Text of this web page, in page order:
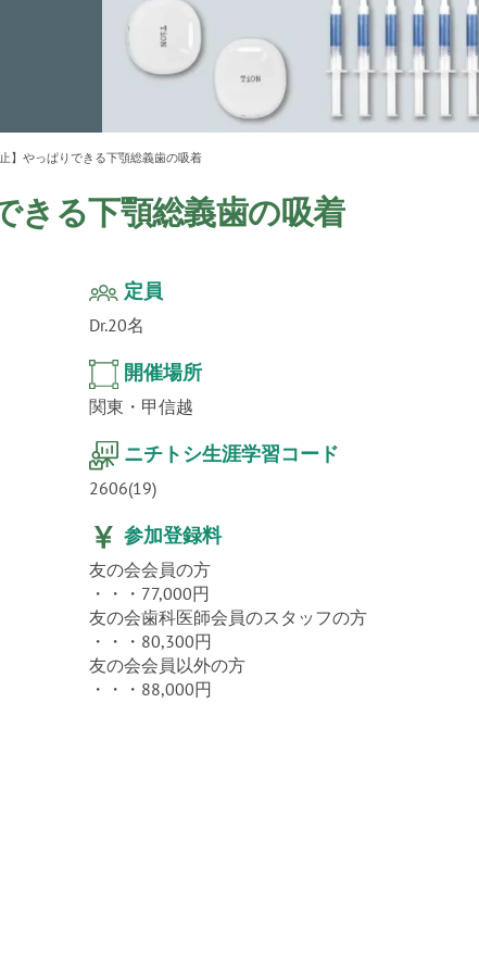
」公
クノ
】やっぱりできる下顎総義歯の吸着
きる下顎総義歯の吸着
定員
Dr.20名
開催場所
関東・甲信越
ニチトシ生涯学習コード
2606(19)
参加登録料
友の会会員の方
・・・77,000円
友の会歯科医師会員のスタッフの方
・・・80,300円
友の会会員以外の方
・・・88,000円